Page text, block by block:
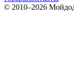
© 2010–2026